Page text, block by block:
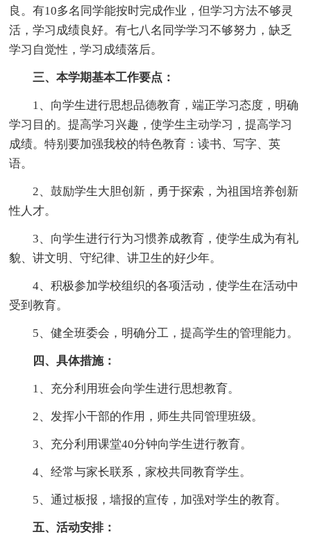
良。有10多名同学能按时完成作业，但学习方法不够灵
活，学习成绩良好。有七八名同学学习不够努力，缺乏
学习自觉性，学习成绩落后。
三、本学期基本工作要点：
1、向学生进行思想品德教育，端正学习态度，明确
学习目的。提高学习兴趣，使学生主动学习，提高学习
成绩。特别要加强我校的特色教育：读书、写字、英
语。
2、鼓励学生大胆创新，勇于探索，为祖国培养创新
性人才。
3、向学生进行行为习惯养成教育，使学生成为有礼
貌、讲文明、守纪律、讲卫生的好少年。
4、积极参加学校组织的各项活动，使学生在活动中
受到教育。
5、健全班委会，明确分工，提高学生的管理能力。
四、具体措施：
1、充分利用班会向学生进行思想教育。
2、发挥小干部的作用，师生共同管理班级。
3、充分利用课堂40分钟向学生进行教育。
4、经常与家长联系，家校共同教育学生。
5、通过板报，墙报的宣传，加强对学生的教育。
五、活动安排：